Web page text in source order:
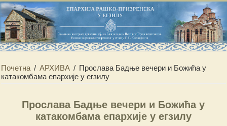
Почетна / АРХИВА / Прослава Бадње вечери и Божића у
катакомбама епархије у егзилу
Прослава Бадње вечери и Божића у
катакомбама епархије у егзилу